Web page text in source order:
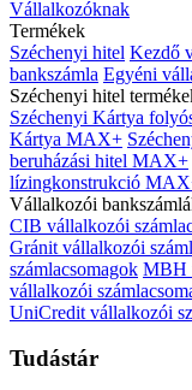
Vállalkozóknak
Termékek
Széchenyi hitel Kezdő
bankszámla Egyéni
Széchenyi hitel
Széchenyi Kártya
Kártya MAX+
beruházási hitel MAX+
lízingkonstrukció
Vállalkozói
CIB vállalkozói
Gránit vállalkozói
számlacsomagok MBH
vállalkozói
UniCredit vállalkozói
Tudástár